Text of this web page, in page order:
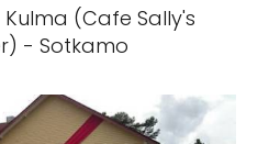
Kulma (Cafe Sally's
- Sotkamo